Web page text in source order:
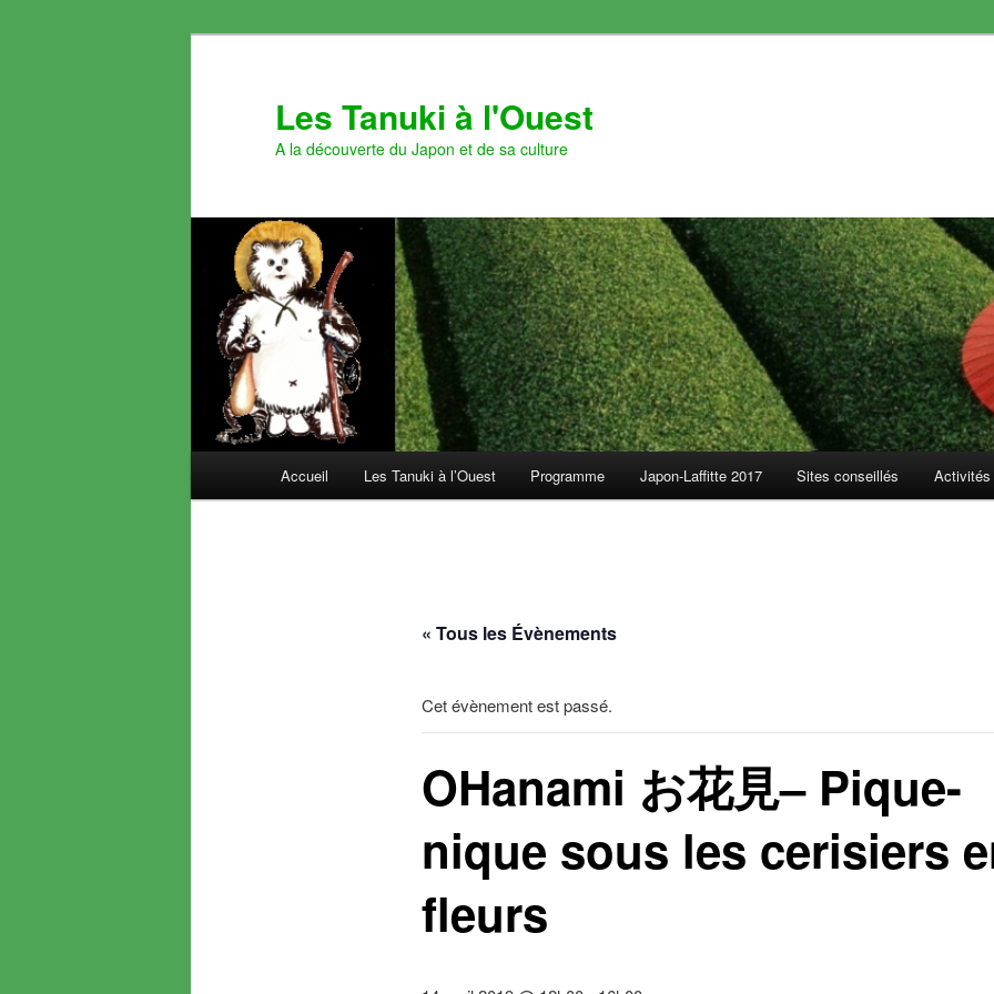
Les Tanuki à l'Ouest
A la découverte du Japon et de sa culture
Accueil Les Tanuki à l’Ouest Programme Japon-Laffitte 2017 Sites conseillés Activités
« Tous les Évènements
Cet évènement est passé.
OHanami お花見– Pique-
nique sous les cerisiers
fleurs